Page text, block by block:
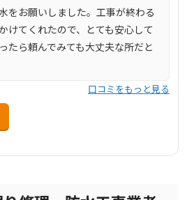
をお願いしました。工事が終わる
けてくれたので、とても安心して
たら頼んでみても大丈夫な所だと
口コミをもっと見る